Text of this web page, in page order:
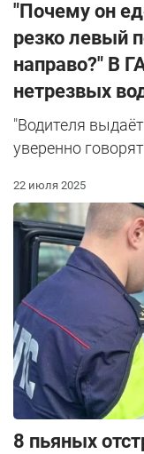
"Почему он
резко левый
направо?" В
нетрезвых
"Водителя
уверенно
22 июля 2025
8 пьяных